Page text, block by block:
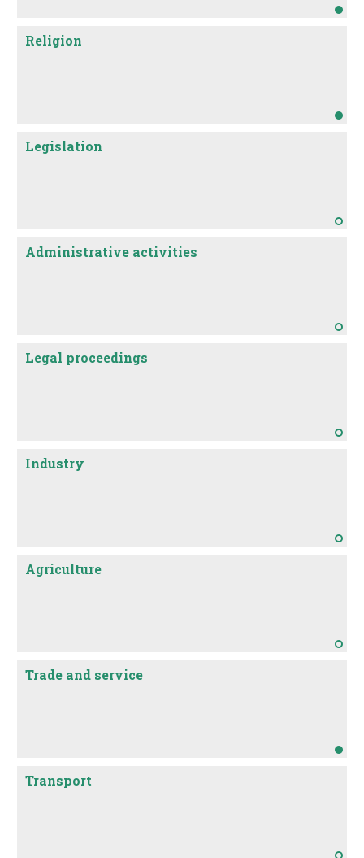
Religion
Legislation
Administrative activities
Legal proceedings
Industry
Agriculture
Trade and service
Transport